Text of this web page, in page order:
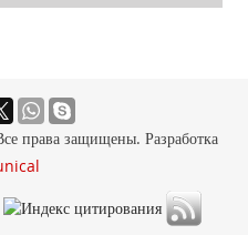
защищены. Разработка